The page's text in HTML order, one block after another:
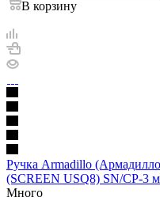
В корзину
Ручка Armadillo
(SCREEN USQ8) SN/CP-3
Много